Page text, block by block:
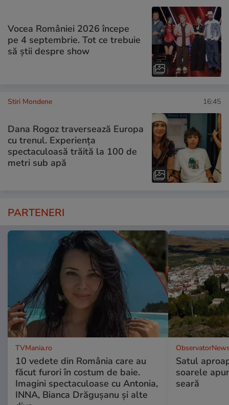
Vocea României 2026 începe
pe 4 septembrie. Tot ce trebuie
să știi despre show
Stiri Mondene 16:45
Dana Rogoz traversează Europa
cu trenul. Experiența
spectaculoasă trăită la 100 de
metri sub apă
PARTENERI
TVMania.ro
10 vedete din România care au
făcut furori în costum de baie.
Imagini spectaculoase cu Antonia,
INNA, Bianca Drăgușanu și alte
Satul
soarele
seară